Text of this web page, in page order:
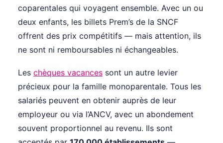
coparentales qui voyagent ensemble. Avec un ou
deux enfants, les billets Prem’s de la SNCF
offrent des prix compétitifs — mais attention, ils
ne sont ni remboursables ni échangeables.
Les chèques vacances sont un autre levier
précieux pour la famille monoparentale. Tous les
salariés peuvent en obtenir auprès de leur
employeur ou via l’ANCV, avec un abondement
souvent proportionnel au revenu. Ils sont